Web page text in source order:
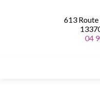
613 Route
04